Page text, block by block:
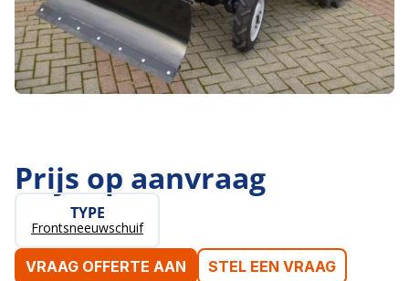
Prijs op aanvraag
TYPE
Frontsneeuwschuif
VRAAG OFFERTE AAN STEL EEN VRAAG